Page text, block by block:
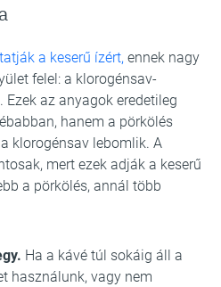
a keserű ízért, ennek nagy
felel: a klorogénsav-
az anyagok eredetileg
hanem a pörkölés
klorogénsav lebomlik. A
mert ezek adják a keserű
a pörkölés, annál több
Ha a kávé túl sokáig áll a
használunk, vagy nem